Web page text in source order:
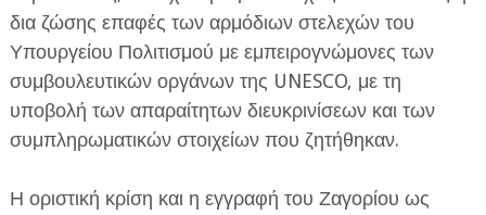
δια ζώσης επαφές των αρμόδιων στελεχών του
Υπουργείου Πολιτισμού με εμπειρογνώμονες των
συμβουλευτικών οργάνων της UNESCO, με τη
υποβολή των απαραίτητων διευκρινίσεων και των
συμπληρωματικών στοιχείων που ζητήθηκαν.
Η οριστική κρίση και η εγγραφή του Ζαγορίου ως